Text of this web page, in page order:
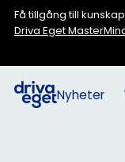
Få tillgång till
Driva Eget
Nyheter